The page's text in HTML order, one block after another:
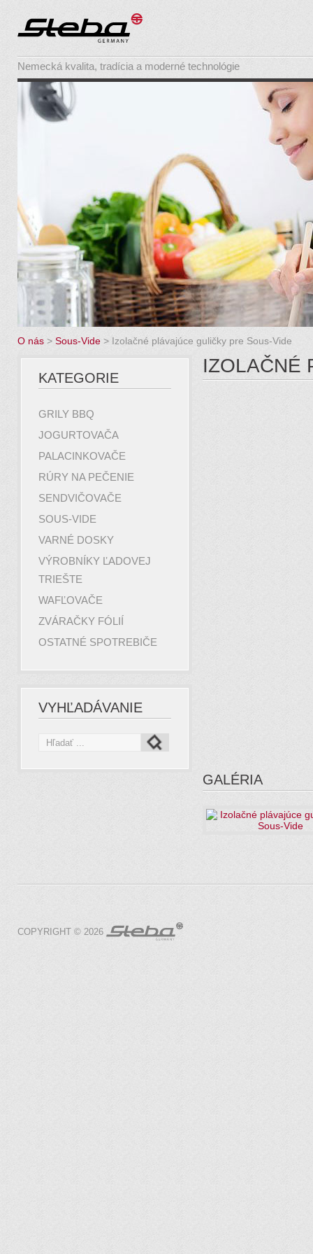
IZOLAČNÉ
GALÉRIA
KATEGORIE
GRILY BBQ
JOGURTOVAČA
PALACINKOVAČE
RÚRY NA PEČENIE
SENDVIČOVAČE
SOUS-VIDE
VARNÉ DOSKY
VÝROBNÍKY ĽADOVEJ
TRIEŠTE
WAFĽOVAČE
ZVÁRAČKY FÓLIÍ
OSTATNÉ SPOTREBIČE
VYHĽADÁVANIE
Nemecká kvalita, tradícia a moderné technológie
O nás > Sous-Vide > Izolačné plávajúce guličky pre Sous-Vide
COPYRIGHT © 2026